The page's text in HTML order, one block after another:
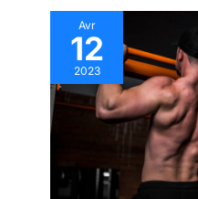
Avr
12
2023